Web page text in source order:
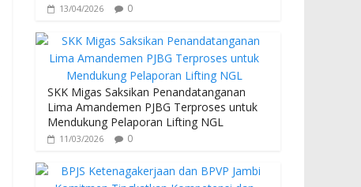
13/04/2026 0
SKK Migas Saksikan Penandatanganan
Lima Amandemen PJBG Terproses untuk
Mendukung Pelaporan Lifting NGL
11/03/2026 0